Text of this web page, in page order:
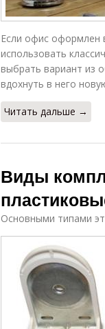
Если офис оформлен
использовать
выбрать вариант из
вдохнуть в него
Читать дальше →
Виды
Основными типами